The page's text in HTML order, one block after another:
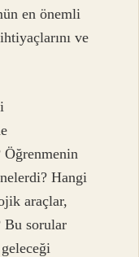
en önemli
ve
Öğrenmenin
Hangi
araçlar,
Bu sorular